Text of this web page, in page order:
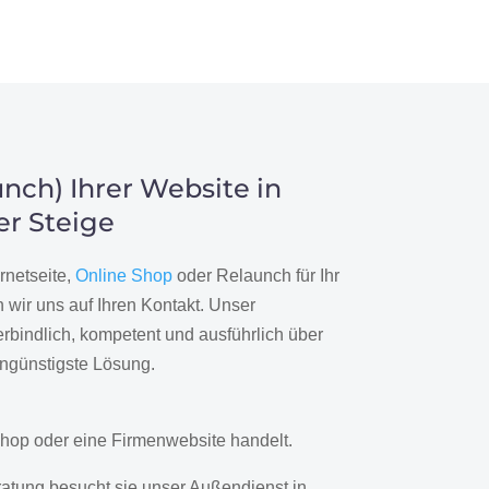
Ihrer Website in
Steige
Online Shopoder Relaunch für Ihr
wir uns auf Ihren Kontakt. Unser
kompetent und ausführlich über
Lösung.
oder eine Firmenwebsite handelt.